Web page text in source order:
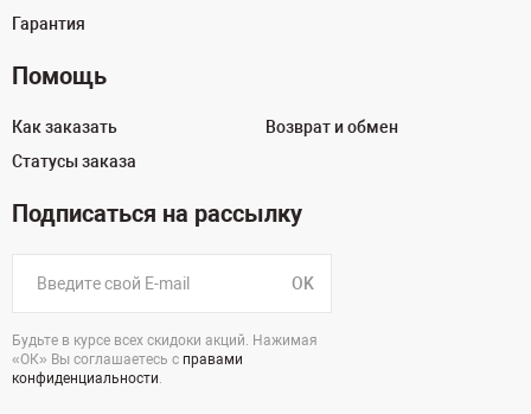
Гарантия
Помощь
Как заказать
Статусы заказа
Возврат и обмен
Подписаться на рассылку
OK
Будьте в курсе всех скидоки акций. Нажимая
«ОК» Вы соглашаетесь с правами
конфиденциальности.